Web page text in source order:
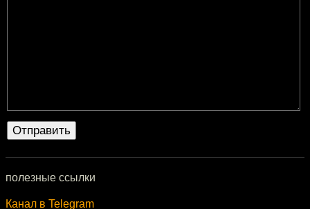
полезные ссылки
Канал в Telegram